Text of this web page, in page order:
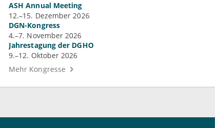
ASH Annual Meeting
12.–15. Dezember 2026
DGN-Kongress
4.–7. November 2026
Jahrestagung der DGHO
9.–12. Oktober 2026
Mehr Kongresse